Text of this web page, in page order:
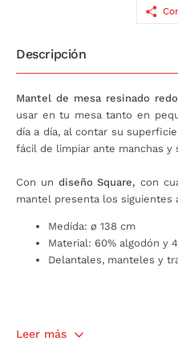
Descripción
Mantel de mesa resinado
usar en tu mesa tanto en
día a día, al contar su
fácil de limpiar ante manchas y
Con un diseño Square, con
mantel presenta los siguientes
Medida: ø 138 cm
Material: 60% algodón y
Delantales, manteles y
Leer más